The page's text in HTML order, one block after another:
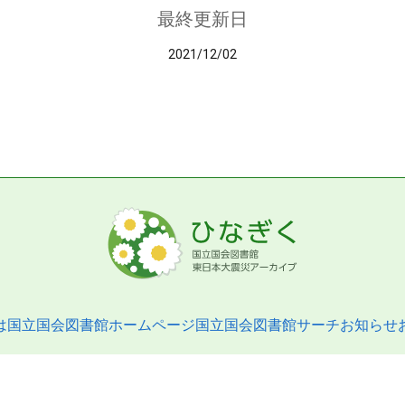
最終更新日
2021/12/02
国立国会図書館ホームページ国立国会図書館サーチお知らせ